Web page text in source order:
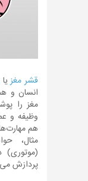
قشر مغزیا
انسان و
مغز را
وظیفه و
هم
مثال،
پردازش